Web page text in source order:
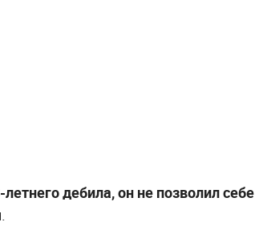
дебила, он не позволил себе